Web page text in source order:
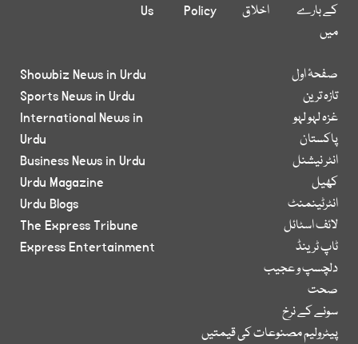
کے بارے
میں
اخلاق
Policy
Us
صفحۂ اول
تازہ ترین
غزہ لہو لہو
پاکستان
انٹر نیشنل
کھیل
انٹرٹینمنٹ
لائف اسٹائل
ٹاپ ٹرینڈ
دلچسپ و عجیب
صحت
سونے کے نرخ
پیٹرولیم مصنوعات کی قیمتیں
Showbiz News in Urdu
Sports News in Urdu
International News in
Urdu
Business News in Urdu
Urdu Magazine
Urdu Blogs
The Express Tribune
Express Entertainment